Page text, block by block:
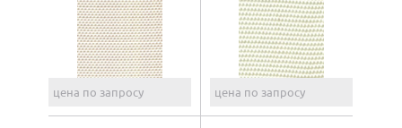
цена по запросу цена по запросу